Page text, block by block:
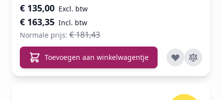
Speciale prijs
€ 163,35
€ 135,00
Normale prijs: € 181,43
Toevoegen aan winkelwagentje